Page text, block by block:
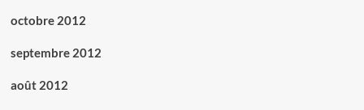
octobre 2012
septembre 2012
août 2012